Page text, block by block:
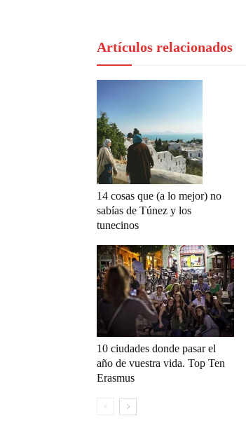
Artículos relacionados
14 cosas que (a lo mejor) no
sabías de Túnez y los
tunecinos
10 ciudades donde pasar el
año de vuestra vida. Top Ten
Erasmus